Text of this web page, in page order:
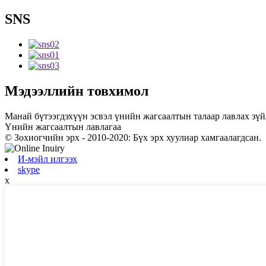
SNS
Мэдээллийн товхимол
Манай бүтээгдэхүүн эсвэл үнийн жагсаалтын талаар лавлах
Үнийн жагсаалтын лавлагаа
© Зохиогчийн эрх - 2010-2020: Бүх эрх хуулиар хамгаалагдсан.
И-мэйл илгээх
skype
x